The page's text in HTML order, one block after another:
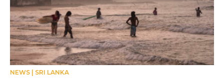
NEWS SRI LANKA